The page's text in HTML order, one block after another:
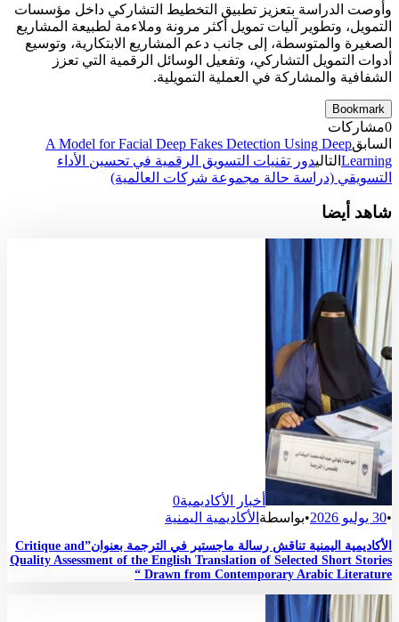
وأوصت الدراسة بتعزيز تطبيق التخطيط التشاركي داخل مؤسسات
التمويل، وتطوير آليات تمويل أكثر مرونة وملاءمة لطبيعة المشاريع
الصغيرة والمتوسطة، إلى جانب دعم المشاريع الابتكارية، وتوسيع
أدوات التمويل التشاركي، وتفعيل الوسائل الرقمية التي تعزز
الشفافية والمشاركة في العملية التمويلية.
Bookmark
0مشاركات
السابقA Model for Facial Deep Fakes Detection Using Deep
Learning التاليدور تقنيات التسويق الرقمية في تحسين الأداء
التسويقي (دراسة حالة مجموعة شركات العالمية)
شاهد أيضا
أخبار الأكاديمية0
•30 يوليو 2026 •بواسطة الأكاديمية اليمنية
الأكاديمية اليمنية تناقش رسالة ماجستير في الترجمة بعنوان”Critique and
Quality Assessment of the English Translation of Selected Short Stories
Drawn from Contemporary Arabic Literature “